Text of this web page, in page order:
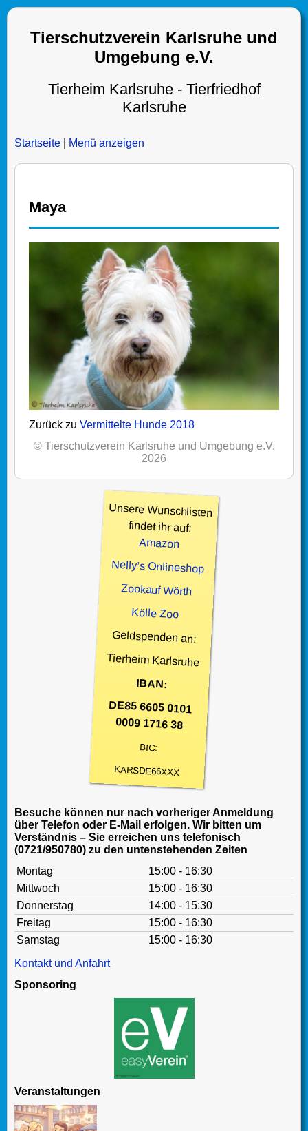
Tierschutzverein Karlsruhe und
Umgebung e.V.
Tierheim Karlsruhe - Tierfriedhof
Karlsruhe
Startseite Menü anzeigen
Maya
Zurück zu Vermittelte Hunde 2018
© Tierschutzverein Karlsruhe und Umgebung e.V.
2026
Unsere Wunschlisten
findet ihr auf:
Amazon
Nelly’s Onlineshop
Zookauf Wörth
Kölle Zoo
Geldspenden an:
Tierheim Karlsruhe
IBAN:
DE85 6605 0101
0009 1716 38
BIC:
KARSDE66XXX
Besuche können nur nach vorheriger Anmeldung
über Telefon oder E-Mail erfolgen. Wir bitten um
Verständnis – Sie erreichen uns telefonisch
(0721/950780) zu den untenstehenden Zeiten
Montag
15:00 - 16:30
Mittwoch
15:00 - 16:30
Donnerstag
14:00 - 15:30
Freitag
15:00 - 16:30
Samstag
15:00 - 16:30
Kontakt und Anfahrt
Sponsoring
Veranstaltungen